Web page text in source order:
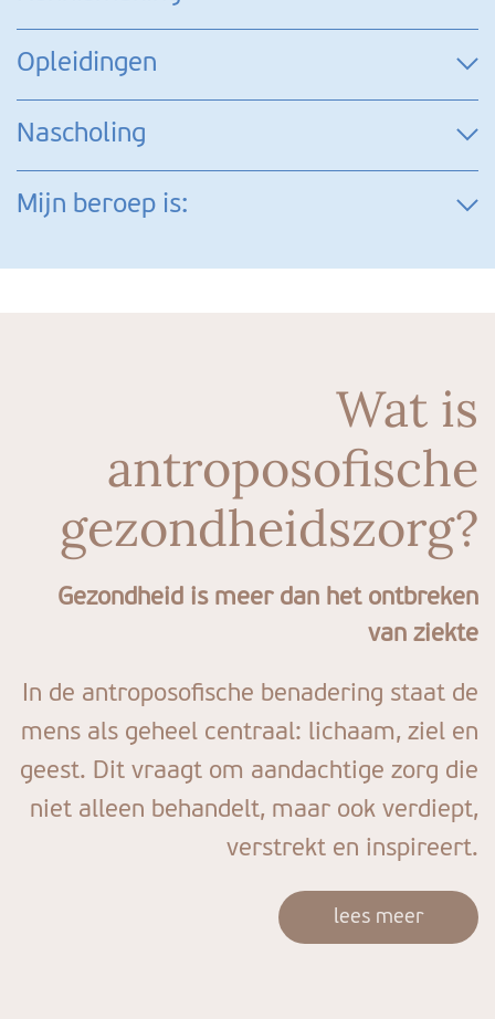
Opleidingen
Nascholing
Mijn beroep is:
Wat is
antroposofische
gezondheidszorg?
Gezondheid is meer dan het ontbreken
van ziekte
In de antroposofische benadering staat de
mens als geheel centraal: lichaam, ziel en
geest. Dit vraagt om aandachtige zorg die
niet alleen behandelt, maar ook verdiept,
verstrekt en inspireert.
lees meer